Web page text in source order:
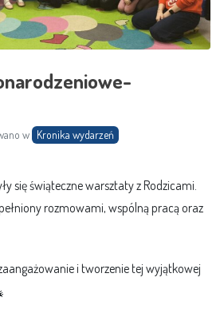
w Kronika wydarzeń
się świąteczne warsztaty z Rodzicami.
rozmowami, wspólną pracą oraz
i tworzenie tej wyjątkowej